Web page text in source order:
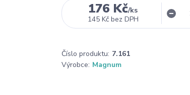
176 Kč/ks
145 Kč bez DPH
Číslo produktu: 7.161
Výrobce: Magnum